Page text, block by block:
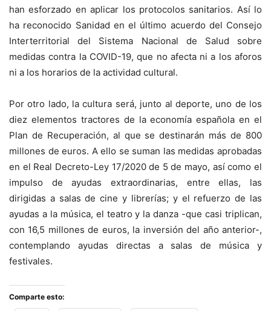
han esforzado en aplicar los protocolos sanitarios. Así lo
ha reconocido Sanidad en el último acuerdo del Consejo
Interterritorial del Sistema Nacional de Salud sobre
medidas contra la COVID-19, que no afecta ni a los aforos
ni a los horarios de la actividad cultural.
Por otro lado, la cultura será, junto al deporte, uno de los
diez elementos tractores de la economía española en el
Plan de Recuperación, al que se destinarán más de 800
millones de euros. A ello se suman las medidas aprobadas
en el Real Decreto-Ley 17/2020 de 5 de mayo, así como el
impulso de ayudas extraordinarias, entre ellas, las
dirigidas a salas de cine y librerías; y el refuerzo de las
ayudas a la música, el teatro y la danza -que casi triplican,
con 16,5 millones de euros, la inversión del año anterior-,
contemplando ayudas directas a salas de música y
festivales.
Comparte esto: